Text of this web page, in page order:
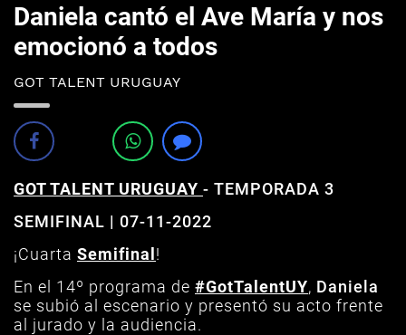
Daniela cantó el Ave María y nos
emocionó a todos
GOT TALENT URUGUAY
GOT TALENT URUGUAY - TEMPORADA 3
SEMIFINAL | 07-11-2022
¡Cuarta Semifinal !
En el 14º programa de #GotTalentUY, Daniela
se subió al escenario y presentó su acto frente
al jurado y la audiencia.